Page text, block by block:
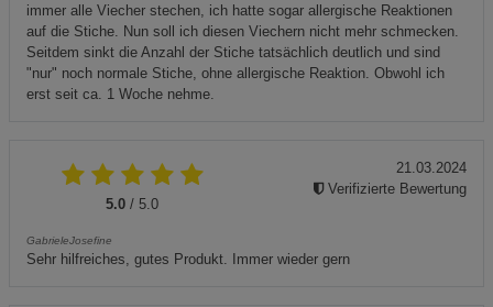
immer alle Viecher stechen, ich hatte sogar allergische Reaktionen
auf die Stiche. Nun soll ich diesen Viechern nicht mehr schmecken.
Seitdem sinkt die Anzahl der Stiche tatsächlich deutlich und sind
"nur" noch normale Stiche, ohne allergische Reaktion. Obwohl ich
erst seit ca. 1 Woche nehme.
5.0 / 5.0
GabrieleJosefine
Sehr hilfreiches, gutes Produkt. Immer wieder gern
21.03.2024
Verifizierte Bewertung